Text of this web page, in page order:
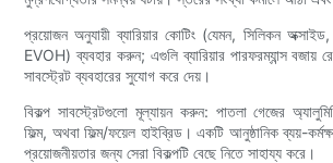
প্রয়োজন অনুযায়ী ব্যারিয়ার কোটিং (যেমন, সিলিকন অক্সাইড,
EVOH) ব্যবহার করুন; এগুলি ব্যারিয়ার পারফরম্যান্স বজায়
সাবস্ট্রেট ব্যবহারের সুযোগ করে দেয়।
বিকল্প সাবস্ট্রেটগুলো মূল্যায়ন করুন: পাতলা গেজের
ফিল্ম, অথবা ফিল্ম/ফয়েল হাইব্রিড। একটি আনুষ্ঠানিক ব্যয়-
প্রয়োজনীয়তার জন্য সেরা বিকল্পটি বেছে নিতে সাহায্য করে।